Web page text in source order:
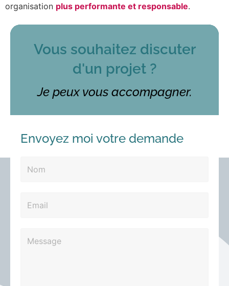
organisation plus performante et responsable.
Vous souhaitez discuter
d'un projet ?
Je peux vous accompagner.
Envoyez moi votre demande